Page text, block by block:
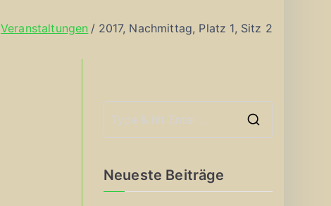
Veranstaltungen 2017, Nachmittag, Platz 1, Sitz 2
Neueste Beiträge